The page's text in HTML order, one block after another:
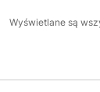
Wyświetlane są